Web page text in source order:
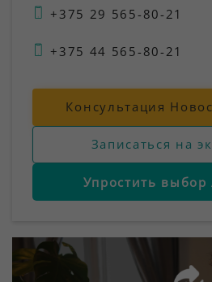
+375 29 565-80-21
+375 44 565-80-21
Консультация
Записаться на
Упростить выбор